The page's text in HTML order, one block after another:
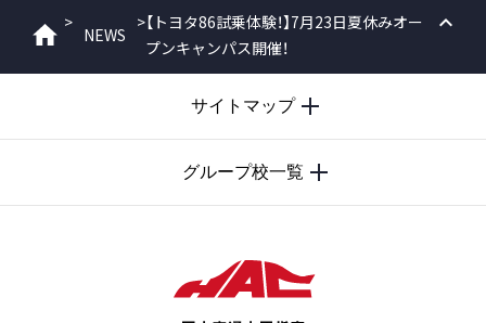
ホーム
>
NEWS
>【トヨタ86試乗体験！】7月23日夏休みオー
プンキャンパス開催！
サイトマップ
グループ校一覧